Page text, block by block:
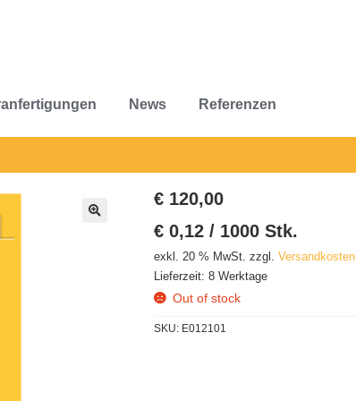
News Referenzen
Kasse Referenzen
Widerruf Sonderanfertigungen News
€120,00
€0,12/ 1000 Stk.
exkl. 20 % MwSt. zzgl. Versandkosten
Lieferzeit: 8 Werktage
Out of stock
SKU: E012101